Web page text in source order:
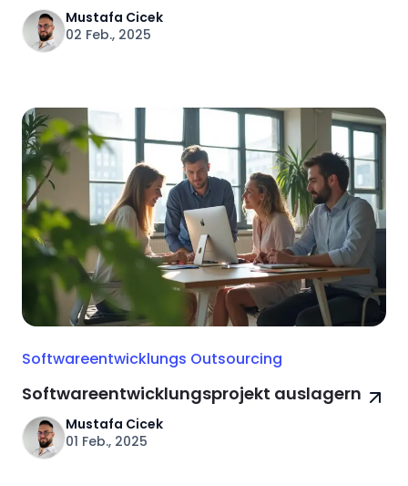
Mustafa Cicek
02 Feb., 2025
Softwareentwicklungs Outsourcing
Softwareentwicklungsprojekt auslagern
Mustafa Cicek
01 Feb., 2025